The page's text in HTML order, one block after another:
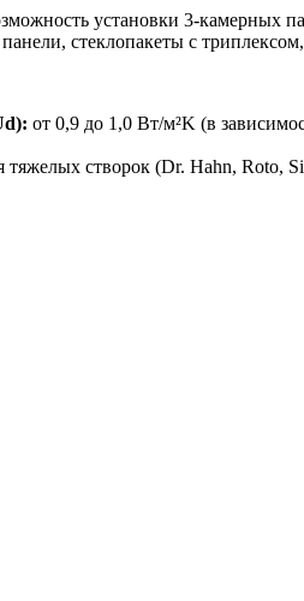
установки 3-камерных
стеклопакеты с
от 0,9 до 1,0 Вт/м²K (в
створок (Dr. Hahn, Roto,